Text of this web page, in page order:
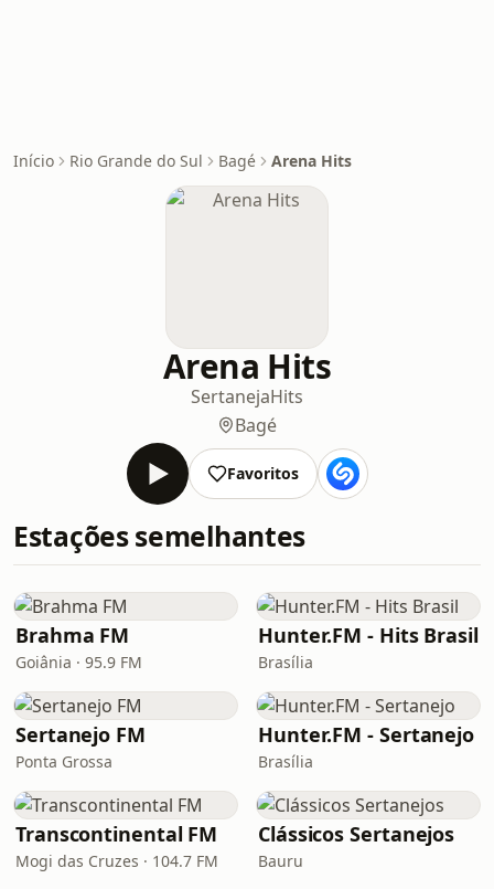
Início Rio Grande do Sul Bagé Arena Hits
Arena Hits
SertanejaHits
Bagé
Favoritos
Estações semelhantes
Brahma FM
Goiânia · 95.9 FM
Hunter.FM - Hits Brasil
Brasília
Sertanejo FM
Ponta Grossa
Hunter.FM - Sertanejo
Brasília
Transcontinental FM
Mogi das Cruzes · 104.7 FM
Clássicos Sertanejos
Bauru